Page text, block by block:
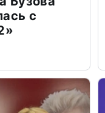
с